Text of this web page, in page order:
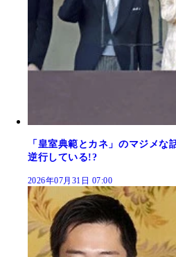
「皇室典範とカネ」のマジメな
逆行している!?
2026年07月31日 07:00